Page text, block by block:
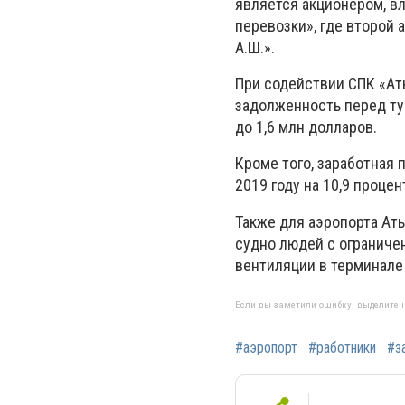
является акционером,
перевозки», где
А.Ш.».
При содействии СПК
задолженность перед
до 1,6 млн долларов.
Кроме того, заработная
2019 году на 10,9
Также для аэропорта
судно людей с
вентиляции в
Если вы заметили ошибку, выделите
#аэропорт #работники